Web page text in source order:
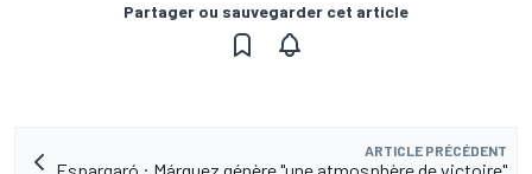
Partager ou sauvegarder cet article
ARTICLE PRÉCÉDENT